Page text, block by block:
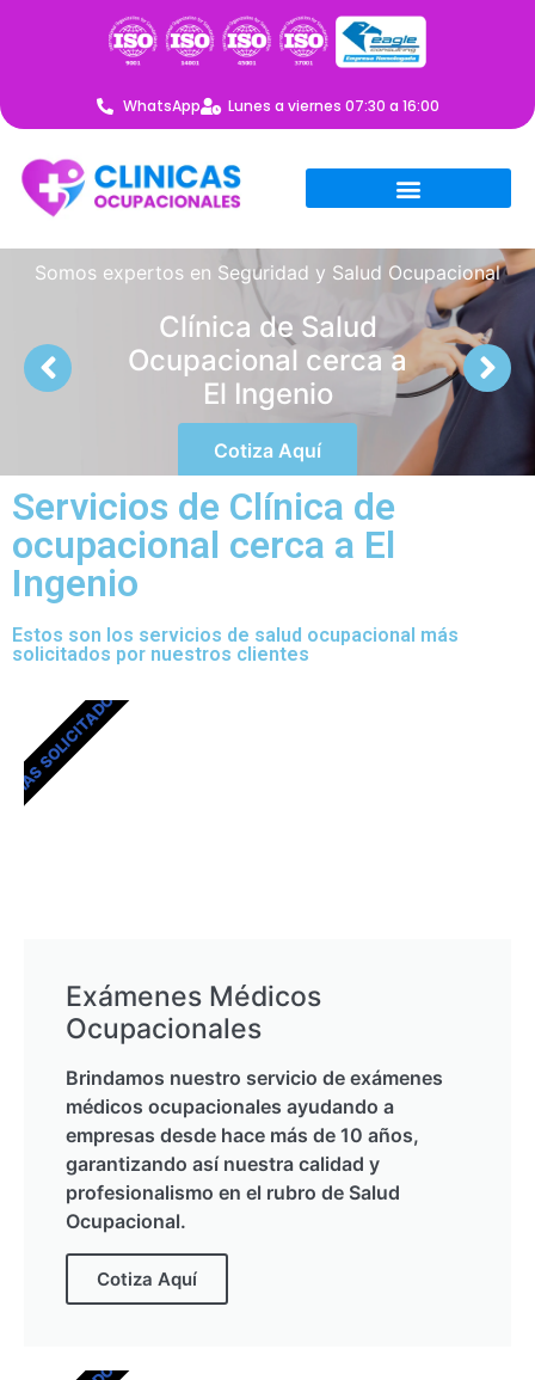
WhatsApp Lunes a viernes 07:30 a 16:00
Somos expertos en Seguridad y Salud Ocupacional
Clínica de Salud
Ocupacional cerca a
El Ingenio
Cotiza Aquí
Servicios de Clínica de
ocupacional cerca a El
Ingenio
Estos son los servicios de salud ocupacional más
solicitados por nuestros clientes
Exámenes Médicos
Ocupacionales
Brindamos nuestro servicio de exámenes
médicos ocupacionales ayudando a
empresas desde hace más de 10 años,
garantizando así nuestra calidad y
profesionalismo en el rubro de Salud
Ocupacional.
Cotiza Aquí
MÁS SOLICITADOS